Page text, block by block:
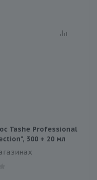
Tashe Professional
300 + 20 мл